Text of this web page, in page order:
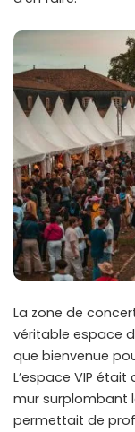
La zone de
véritable espace
que bienvenue
L’espace VIP
mur surplombant
permettait de